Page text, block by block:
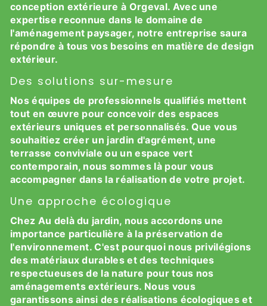
conception extérieure à Orgeval. Avec une
expertise reconnue dans le domaine de
l'aménagement paysager, notre entreprise saura
répondre à tous vos besoins en matière de design
extérieur.
Des solutions sur-mesure
Nos équipes de professionnels qualifiés mettent
tout en œuvre pour concevoir des espaces
extérieurs uniques et personnalisés. Que vous
souhaitiez créer un jardin d'agrément, une
terrasse conviviale ou un espace vert
contemporain, nous sommes là pour vous
accompagner dans la réalisation de votre projet.
Une approche écologique
Chez Au delà du jardin, nous accordons une
importance particulière à la préservation de
l'environnement. C'est pourquoi nous privilégions
des matériaux durables et des techniques
respectueuses de la nature pour tous nos
aménagements extérieurs. Nous vous
garantissons ainsi des réalisations écologiques et